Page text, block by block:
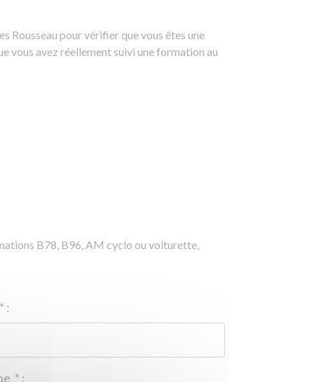
Rousseau pour vérifier que vous êtes une
vous avez réellement suivi une formation au
B78, B96, AM cyclo ou voiturette,
* :
* :